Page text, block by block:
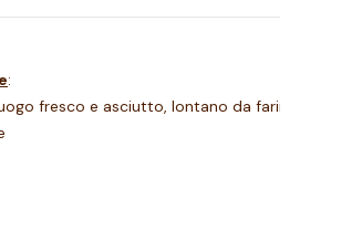
:
fresco e asciutto, lontano da farine, riso